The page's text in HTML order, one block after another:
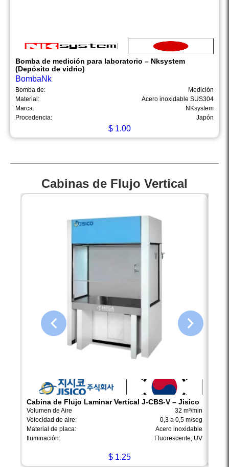
Bomba de medición para laboratorio – Nksystem
(Depósito de vidrio)
BombaNk
Bomba de:
Medición
Material:
Acero inoxidable SUS304
Marca:
NKsystem
Procedencia:
Japón
$ 1.00
Cabinas de Flujo Vertical
Cabina de Flujo Laminar Vertical J-CBS-V – Jisico
Volumen de Aire
32 m³/min
Velocidad de aire:
0,3 a 0,5 m/seg
Material de placa:
Acero inoxidable
Iluminación:
Fluorescente, UV
$ 1.25